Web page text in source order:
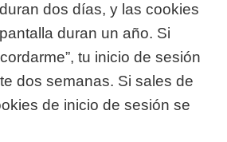
dos días, y las cookies
duran un año. Si
tu inicio de sesión
dos semanas. Si sales de
de inicio de sesión se